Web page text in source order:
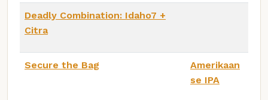
Deadly Combination: Idaho7 +
Citra
Secure the Bag
Amerikaan
se IPA